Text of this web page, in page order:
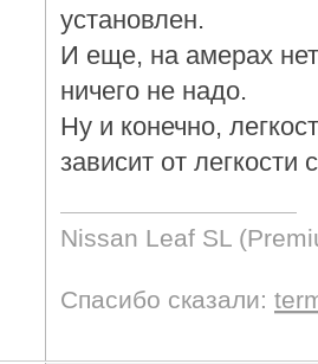
установлен.
И еще, на амерах
ничего не надо.
Ну и конечно,
зависит от
Nissan Leaf SL
Спасибо сказали: